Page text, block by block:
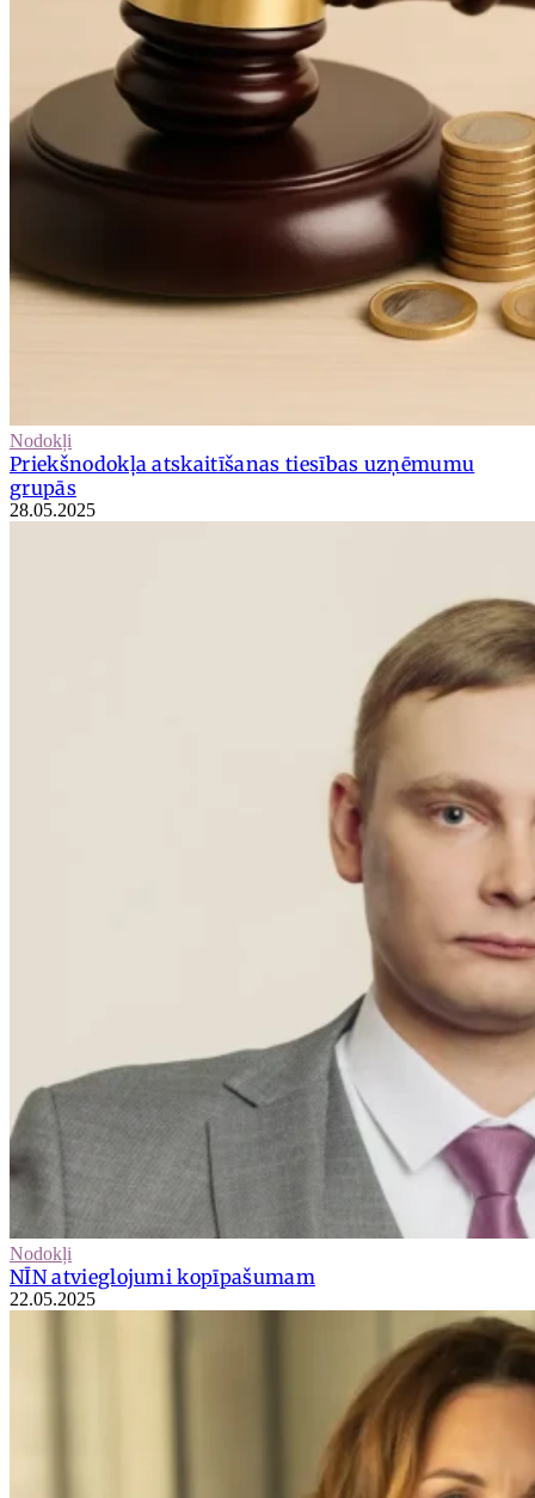
Nodokļi
Priekšnodokļa atskaitīšanas tiesības uzņēmumu
grupās
28.05.2025
Nodokļi
NĪN atvieglojumi kopīpašumam
22.05.2025